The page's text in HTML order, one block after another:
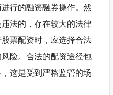
行的融资融券操作。然
法的，存在较大的法律
票配资时，应选择合法
险。合法的配资途径包
这是受到严格监管的场